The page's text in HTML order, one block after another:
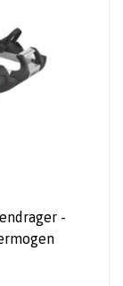
-
60 kg Draagvermogen